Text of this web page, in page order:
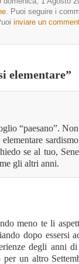
. Puoi seguire i
inviare un
elementare”
“paesano”.
se al tuo,
gli altri anni.
meno te li
dopo essersi
degli anni
per un altro